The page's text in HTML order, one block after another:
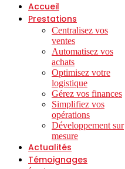
Accueil
Prestations
Centralisez vos
ventes
Automatisez vos
achats
Optimisez votre
logistique
Gérez vos finances
Simplifiez vos
opérations
Développement sur
mesure
Actualités
Témoignages